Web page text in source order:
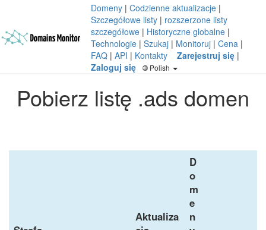
Domeny | Codzienne aktualizacje |
Szczegółowe listy | rozszerzone listy
szczegółowe | Historyczne globalne |
Technologie | Szukaj | Monitoruj | Cena |
FAQ | API | Kontakty Zarejestruj się |
Zaloguj się
Polish
Pobierz listę .ads domen
Aktualiza
D
o
m
e
n